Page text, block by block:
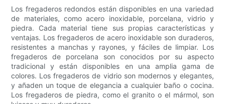
Los fregaderos redondos están disponibles en una variedad
de materiales, como acero inoxidable, porcelana, vidrio y
piedra. Cada material tiene sus propias características y
ventajas. Los fregaderos de acero inoxidable son duraderos,
resistentes a manchas y rayones, y fáciles de limpiar. Los
fregaderos de porcelana son conocidos por su aspecto
tradicional y están disponibles en una amplia gama de
colores. Los fregaderos de vidrio son modernos y elegantes,
y añaden un toque de elegancia a cualquier baño o cocina.
Los fregaderos de piedra, como el granito o el mármol, son